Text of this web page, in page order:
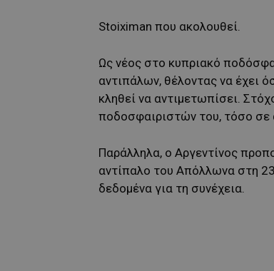
Stoiximan που ακολουθεί.
Ως νέος στο κυπριακό
αντιπάλων, θέλοντας να έχει
κληθεί να αντιμετωπίσει.
ποδοσφαιριστών του, τόσο σε
Παράλληλα, ο Αργεντίνος
αντίπαλο του Απόλλωνα στη
δεδομένα για τη συνέχεια.